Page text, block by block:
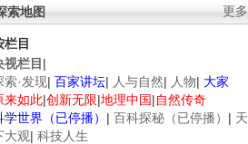
更多
索地图
栏目
视栏目 |
索·发现| 百家讲坛| 人与自然| 人物| 大家
来如此|创新无限|地理中国|自然传奇
学世界（已停播） | 百科探秘（已停播） | 天
大观| 科技人生